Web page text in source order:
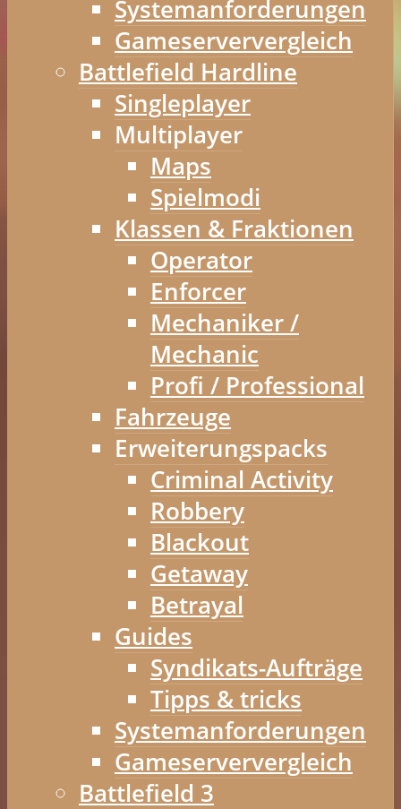
Systemanforderungen
Gameserververgleich
Battlefield Hardline
Singleplayer
Multiplayer
Maps
Spielmodi
Klassen & Fraktionen
Operator
Enforcer
Mechaniker /
Mechanic
Profi / Professional
Fahrzeuge
Erweiterungspacks
Criminal Activity
Robbery
Blackout
Getaway
Betrayal
Guides
Syndikats-Aufträge
Tipps & tricks
Systemanforderungen
Gameserververgleich
Battlefield 3